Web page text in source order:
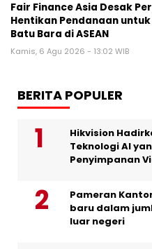
Fair Finance Asia Desak
Hentikan Pendanaan
Batu Bara di ASEAN
Kamis, 6 Agu 2026 - 13:02 WIB
BERITA POPULER
Hikvision
Teknologi AI
Penyimpanan
Pameran
baru dalam
luar negeri